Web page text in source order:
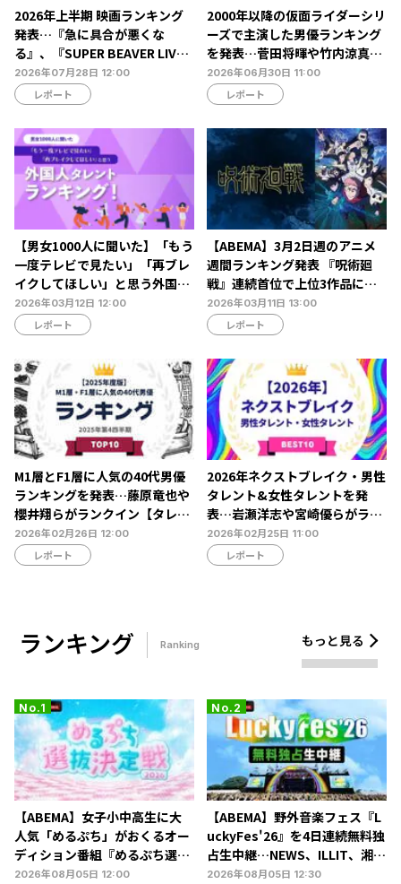
2026年上半期 映画ランキング
発表…『急に具合が悪くな
る』、『SUPER BEAVER LIVE
& DOCUMENTARY -現在地-』
が第1位を獲得【Filmarks調
べ】
2026年07月28日 12:00
レポート
2000年以降の仮面ライダーシリ
ーズで主演した男優ランキング
を発表…菅田将暉や竹内涼真ら
がランクイン【タレントパワー
ランキング】
2026年06月30日 11:00
レポート
【男女1000人に聞いた】「もう
一度テレビで見たい」「再ブレ
イクしてほしい」と思う外国人
タレントランキング…ボビー・
オロゴンやビビアン・スーらが
ランクイン【NEXER調査】
2026年03月12日 12:00
レポート
【ABEMA】3月2日週のアニメ
週間ランキング発表 『呪術廻
戦』連続首位で上位3作品に変
動なし
2026年03月11日 13:00
レポート
M1層とF1層に人気の40代男優
ランキングを発表…藤原竜也や
櫻井翔らがランクイン【タレン
トパワーランキング】
2026年02月26日 12:00
レポート
2026年ネクストブレイク・男性
タレント&女性タレントを発
表…岩瀬洋志や宮崎優らがラン
クイン【タレントパワーランキ
ング】
2026年02月25日 11:00
レポート
ランキング Ranking もっと見る
【ABEMA】女子小中高生に大
人気「めるぷち」がおくるオー
ディション番組『めるぷち選抜
決定戦2026』の生配信が決定
2026年08月05日 12:00
【ABEMA】野外音楽フェス『L
uckyFes'26』を4日連続無料独
占生中継…NEWS、ILLIT、湘南
乃風ら60組以上が集結
2026年08月05日 12:30